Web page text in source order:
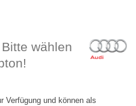
wählen
Verfügung und können als